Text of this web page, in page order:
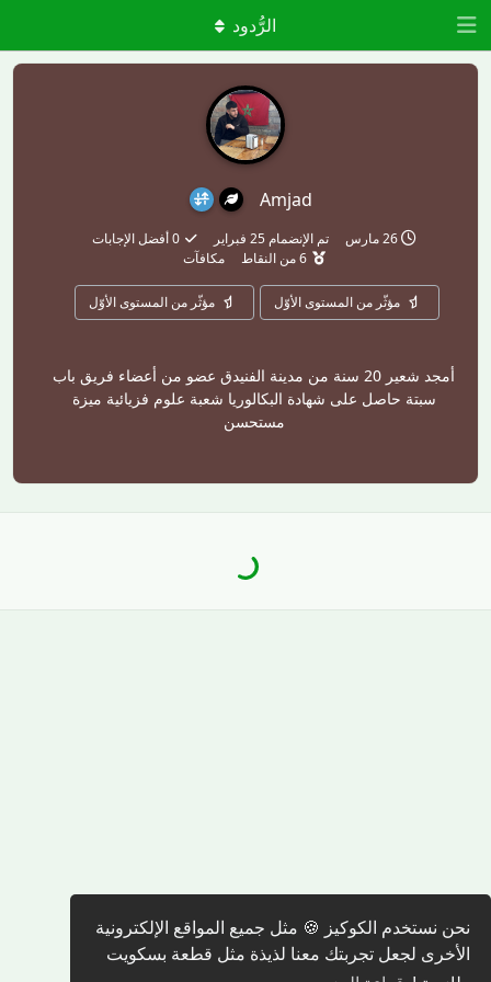
نحن نستخدم الكوكيز 🍪 مثل جميع المواقع الإلكترونية
الأخرى لجعل تجربتك معنا لذيذة مثل قطعة بسكويت
Amjad
26 مارس تم الإنضمام25 فبراير 0أفضل الإجابات
6من النقاط مكافآت
مؤثّر من المستوى الأوّل مؤثّر من المستوى الأوّل
أمجد شعير 20 سنة من مدينة الفنيدق عضو من أعضاء فريق باب
سبتة حاصل على شهادة البكالوريا شعبة علوم فزيائية ميزة
مستحسن
الرُّدود